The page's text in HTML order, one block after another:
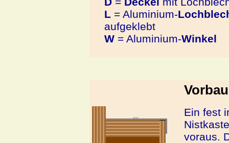
L = Aluminium-
aufgeklebt
W = Aluminium-Winkel
Ein fest
voraus.